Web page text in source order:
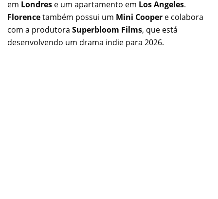
em Londres e um apartamento em Los Angeles.
Florencetambém possui um Mini Cooper e colabora
com a produtora Superbloom Films, que está
desenvolvendo um drama indie para 2026.